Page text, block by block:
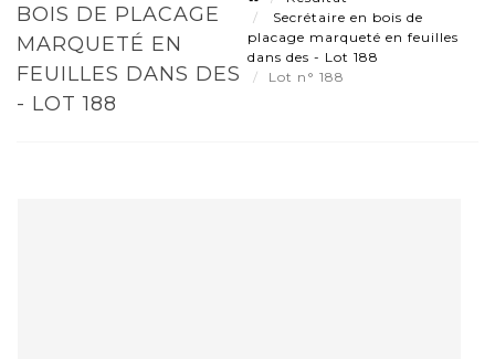
BOIS DE PLACAGE
MARQUETÉ EN
FEUILLES DANS DES
- LOT 188
Secrétaire en bois de
placage marqueté en feuilles
dans des - Lot 188
Lot n° 188